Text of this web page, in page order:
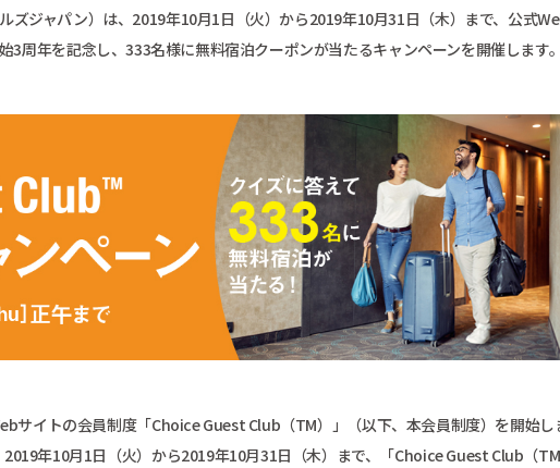
ズジャパン）は、2019年10月1日（火）から2019年10月31日（木）まで、公式
周年を記念し、333名様に無料宿泊クーポンが当たるキャンペーンを開催します。
サイトの会員制度「Choice Guest Club（TM）」（以下、本会員制度）を開始し
年10月1日（火）から2019年10月31日（木）まで、「Choice Guest Club（TM